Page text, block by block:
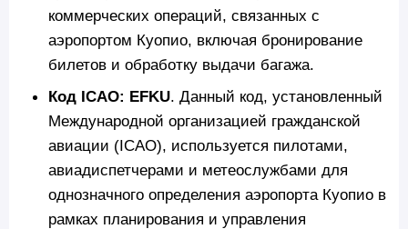
коммерческих операций, связанных с
аэропортом Куопио, включая бронирование
билетов и обработку выдачи багажа.
Код ICAO: EFKU. Данный код, установленный
Международной организацией гражданской
авиации (ICAO), используется пилотами,
авиадиспетчерами и метеослужбами для
однозначного определения аэропорта Куопио в
рамках планирования и управления